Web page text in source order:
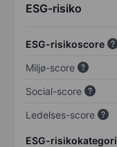
ESG-risiko
ESG-risikoscore
Miljø-score
Social-score
Ledelses-score
ESG-risikokategori